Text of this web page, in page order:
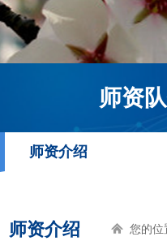
师资
师资介绍
师资介绍 您的位